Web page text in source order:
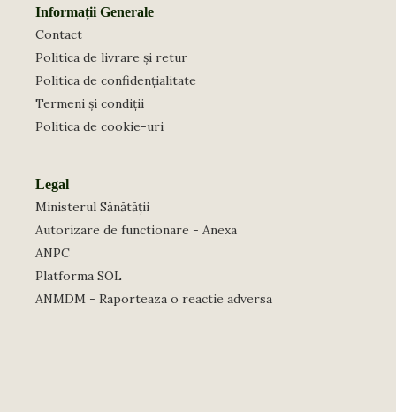
Informații Generale
Contact
Politica de livrare și retur
Politica de confidențialitate
Termeni și condiții
Politica de cookie-uri
Legal
Ministerul Sănătății
Autorizare de functionare - Anexa
ANPC
Platforma SOL
ANMDM - Raporteaza o reactie adversa